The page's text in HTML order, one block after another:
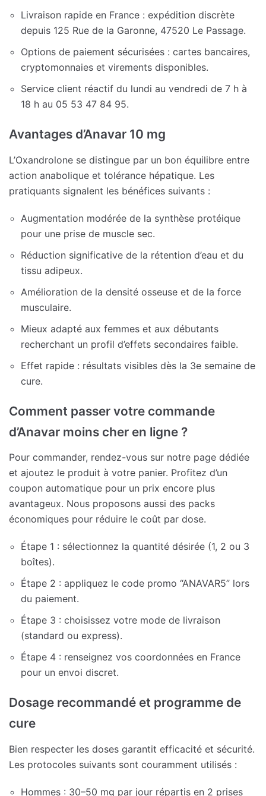
Livraison rapide en France : expédition discrète
depuis 125 Rue de la Garonne, 47520 Le Passage.
Options de paiement sécurisées : cartes bancaires,
cryptomonnaies et virements disponibles.
Service client réactif du lundi au vendredi de 7 h à
18 h au 05 53 47 84 95.
Avantages d’Anavar 10 mg
L’Oxandrolone se distingue par un bon équilibre entre
action anabolique et tolérance hépatique. Les
pratiquants signalent les bénéfices suivants :
Augmentation modérée de la synthèse protéique
pour une prise de muscle sec.
Réduction significative de la rétention d’eau et du
tissu adipeux.
Amélioration de la densité osseuse et de la force
musculaire.
Mieux adapté aux femmes et aux débutants
recherchant un profil d’effets secondaires faible.
Effet rapide : résultats visibles dès la 3e semaine de
cure.
Comment passer votre commande
d’Anavar moins cher en ligne ?
Pour commander, rendez-vous sur notre page dédiée
et ajoutez le produit à votre panier. Profitez d’un
coupon automatique pour un prix encore plus
avantageux. Nous proposons aussi des packs
économiques pour réduire le coût par dose.
Étape 1 : sélectionnez la quantité désirée (1, 2 ou 3
boîtes).
Étape 2 : appliquez le code promo “ANAVAR5” lors
du paiement.
Étape 3 : choisissez votre mode de livraison
(standard ou express).
Étape 4 : renseignez vos coordonnées en France
pour un envoi discret.
Dosage recommandé et programme de
cure
Bien respecter les doses garantit efficacité et sécurité.
Les protocoles suivants sont couramment utilisés :
Hommes : 30–50 mg par jour répartis en 2 prises